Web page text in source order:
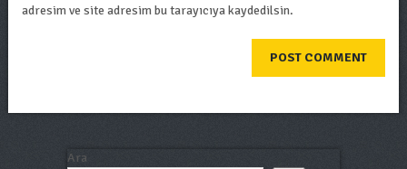
adresim ve site adresim bu tarayıcıya kaydedilsin.
Ara